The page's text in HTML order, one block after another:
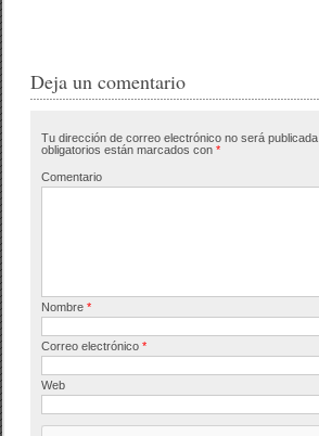
e
o
o
er p
tir
Deja un comentario
Tu dirección de correo electrónico no será publicada.
obligatorios están marcados con*
Comentario
Nombre*
Correo electrónico*
Web